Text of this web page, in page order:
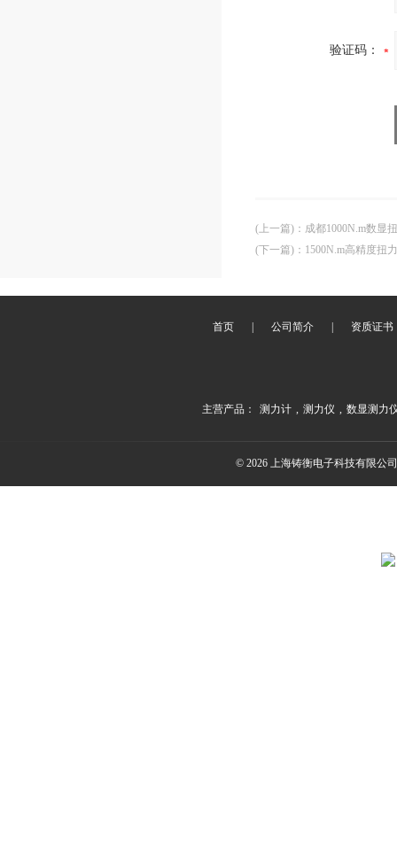
验证码：
(上一篇) ： 成都1000N.m数显
(下一篇) ： 1500N.m高精度扭
首页 公司简介 资质证书
主营产品： 测力计 , 测力仪 , 数显测力
© 2026 上海铸衡电子科技有限公